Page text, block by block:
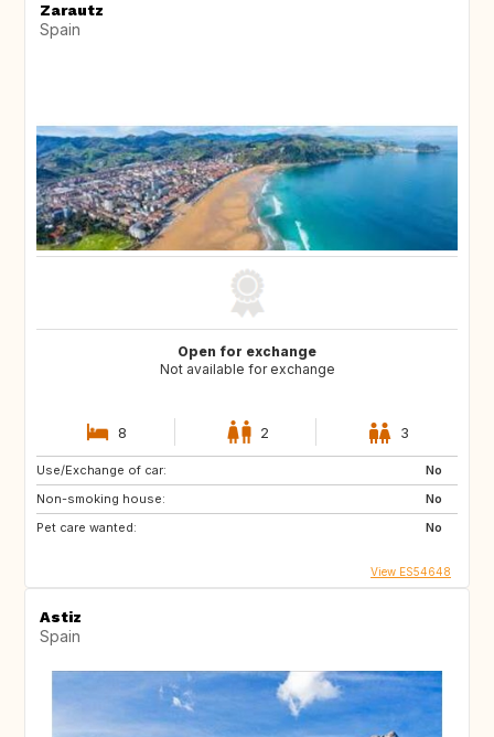
Zarautz
Spain
Open for exchange
Not available for exchange
8 2 3
Use/Exchange of car:
No
Non-smoking house:
No
Pet care wanted:
No
View ES54648
Astiz
Spain